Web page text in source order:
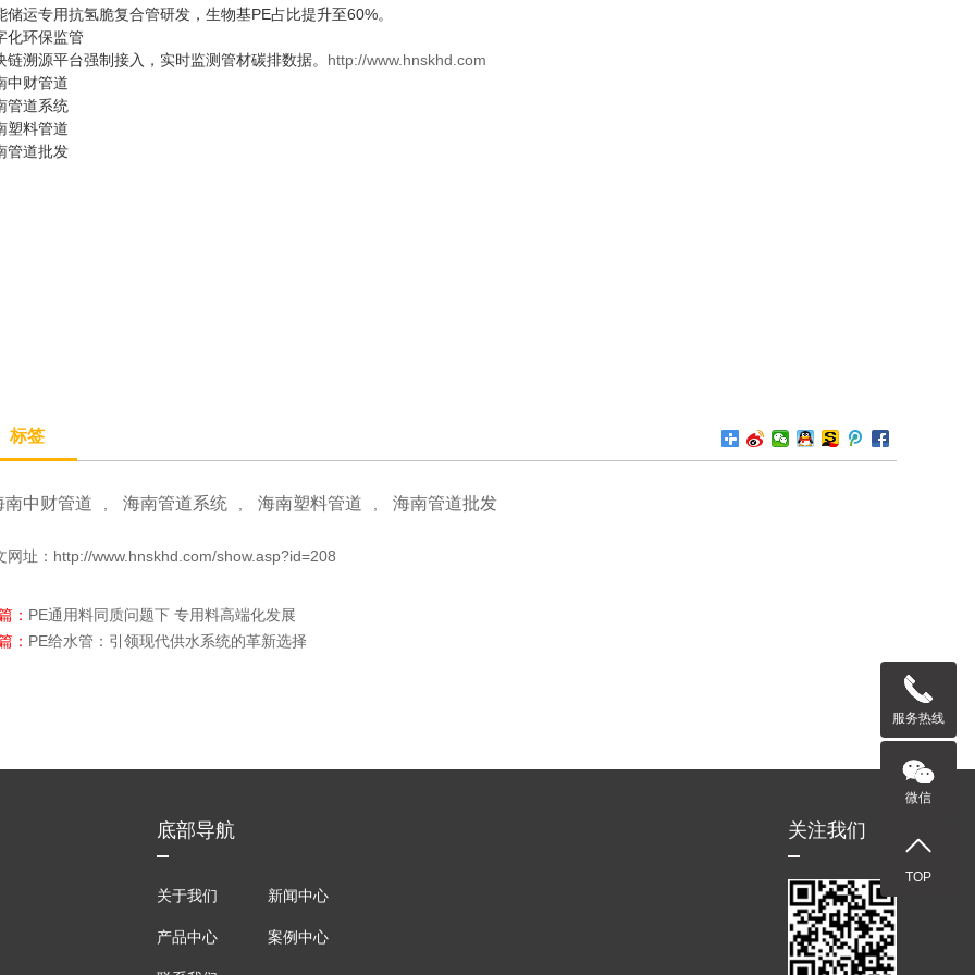
储运专用抗氢脆复合管研发，生物基PE占比提升至60%。
化环保监管‌
链溯源平台强制接入，实时监测管材碳排数据。 http://www.hnskhd.com
中财管道
管道系统
塑料管道
管道批发
标签
南中财管道 海南管道系统 海南塑料管道 海南管道批发
网址： http://www.hnskhd.com/show.asp?id=208
： PE通用料同质问题下 专用料高端化发展
： PE给水管：引领现代供水系统的革新选择
底部导航
关于我们 新闻中心
产品中心 案例中心
关注我们
服务热线
微信
TOP